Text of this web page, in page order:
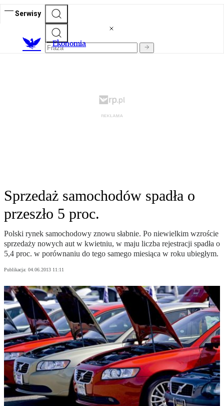
Serwisy
Ekonomia
Sprzedaż samochodów spadła o
przeszło 5 proc.
Polski rynek samochodowy znowu słabnie. Po niewielkim wzroście
sprzedaży nowych aut w kwietniu, w maju liczba rejestracji spadła o
5,4 proc. w porównaniu do tego samego miesiąca w roku ubiegłym.
Publikacja: 04.06.2013 11:11